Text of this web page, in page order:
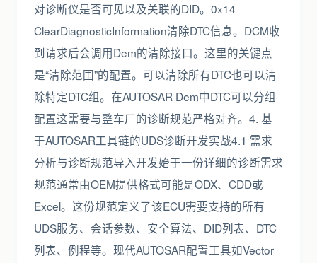
对诊断仪是否可见以及关联的DID。0x14
ClearDiagnosticInformation清除DTC信息。DCM收
到请求后会调用Dem的清除接口。这里的关键点
是“清除范围”的配置。可以清除所有DTC也可以清
除特定DTC组。在AUTOSAR Dem中DTC可以分组
配置这需要与整车厂的诊断规范严格对齐。4. 基
于AUTOSAR工具链的UDS诊断开发实战4.1 需求
分析与诊断规范导入开发始于一份详细的诊断需求
规范通常由OEM提供格式可能是ODX、CDD或
Excel。这份规范定义了该ECU需要支持的所有
UDS服务、会话参数、安全算法、DID列表、DTC
列表、例程等。现代AUTOSAR配置工具如Vector